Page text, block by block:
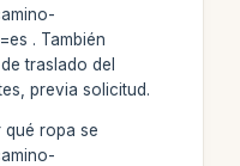
. También
traslado del
previa solicitud.
qué ropa se